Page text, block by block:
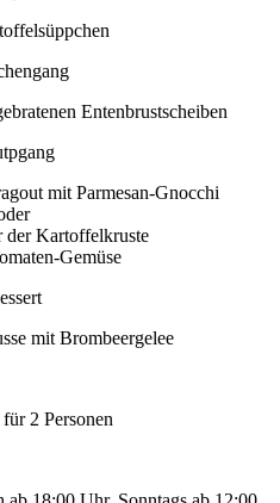
Entenbrustscheiben
mit Parmesan-Gnocchi
der Kartoffelkruste
Gemüse
mit Brombeergelee
2 Personen